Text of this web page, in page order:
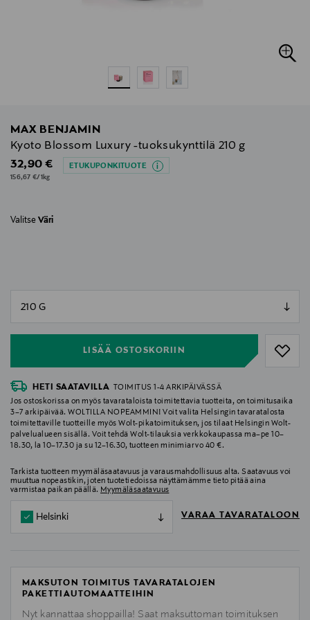
MAX BENJAMIN
Kyoto Blossom Luxury -tuoksukynttilä 210 g
Original Price
32,90 € ETUKUPONKITUOTE
156,67 €/1kg
Valitse Väri
LISÄÄ OSTOSKORIIN
HETI SAATAVILLA
TOIMITUS 1-4 ARKIPÄIVÄSSÄ
Jos ostoskorissa on myös tavarataloista toimitettavia tuotteita, on toimitusaika
3–7 arkipäivää. WOLTILLA NOPEAMMIN! Voit valita Helsingin tavaratalosta
toimitettaville tuotteille myös Wolt-pikatoimituksen, jos tilaat Helsingin Wolt-
palvelualueen sisällä. Voit tehdä Wolt-tilauksia verkkokaupassa ma–pe 10–
18.30, la 10–17.30 ja su 12–16.30, tuotteen minimiarvo 40 €.
Tarkista tuotteen myymäläsaatavuus ja varausmahdollisuus alta. Saatavuus voi
muuttua nopeastikin, joten tuotetiedoissa näyttämämme tieto pitää aina
varmistaa paikan päällä. Myymäläsaatavuus
Helsinki VARAA TAVARATALOON
MAKSUTON TOIMITUS TAVARATALOJEN
PAKETTIAUTOMAATTEIHIN
Nyt kannattaa shoppailla! Saat maksuttoman toimituksen